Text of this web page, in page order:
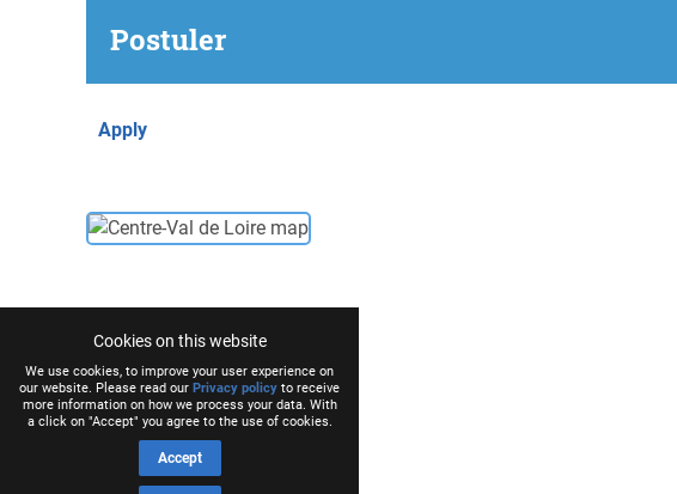
Postuler
Apply
Cookies on this website
We use cookies, to improve your user experience on
our website. Please read our Privacy policy to receive
more information on how we process your data. With
a click on "Accept" you agree to the use of cookies.
Accept